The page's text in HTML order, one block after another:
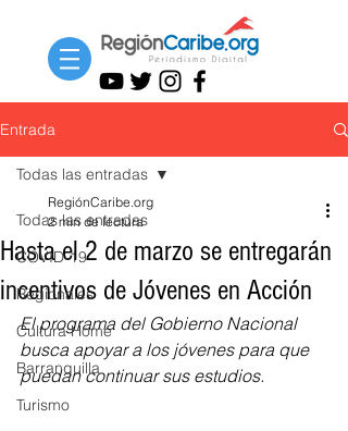
Entrada
Todas las entradas
COVID-19
Regionales
Cultura Home
Barranquilla
Turismo
Todas las entradas
Hasta el 2 de marzo se entregarán
incentivos de Jóvenes en Acción
RegiónCaribe.org
2 min de lectura
El programa del Gobierno Nacional
busca apoyar a los jóvenes para que
puedan continuar sus estudios.